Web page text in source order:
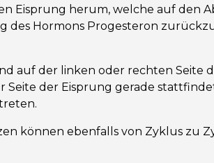
Eisprung herum, welche auf den
des Hormons Progesteron
auf der linken oder rechten Seite
Seite der Eisprung gerade
können ebenfalls von Zyklus zu